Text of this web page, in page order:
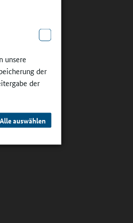
unsere
der
der
Alle auswählen